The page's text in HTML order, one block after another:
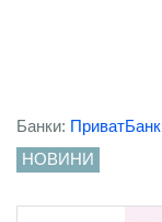
Банки: ПриватБанк
НОВИНИ